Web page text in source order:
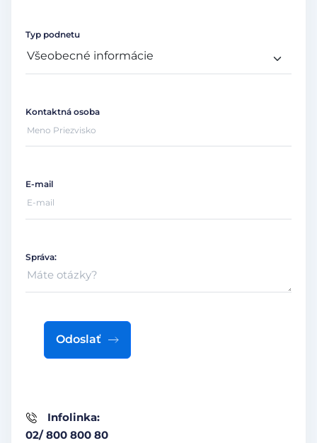
Infolinka:
02/ 800 800 80
Typ podnetu
Kontaktná osoba
E-mail
Správa:
Odoslať